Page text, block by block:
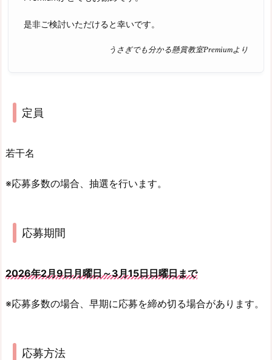
是非ご検討いただけると幸いです。
うさぎでも分かる懸賞教室Premiumより
定員
若干名
※応募多数の場合、抽選を行います。
応募期間
2026年2月9日月曜日～3月15日日曜日まで
※応募多数の場合、早期に応募を締め切る場合があります。
応募方法